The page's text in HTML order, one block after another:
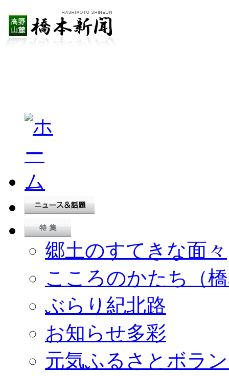
郷土のすてきな面々
こころのかたち（
ぶらり紀北路
お知らせ多彩
元気ふるさとボラ